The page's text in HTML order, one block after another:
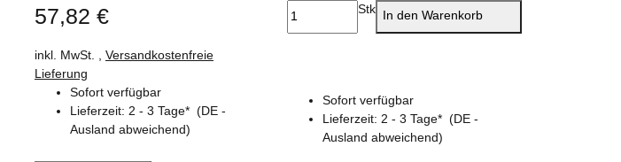
57,82 €
inkl. MwSt. , Versandkostenfreie
Lieferung
Sofort verfügbar
Lieferzeit: 2 - 3 Tage* (DE -
Ausland abweichend)
Stk In den Warenkorb
Sofort verfügbar
Lieferzeit: 2 - 3 Tage* (DE -
Ausland abweichend)